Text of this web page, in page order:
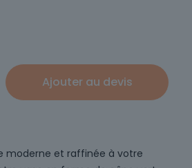
Ajouter au devis
moderne et raffinée à votre